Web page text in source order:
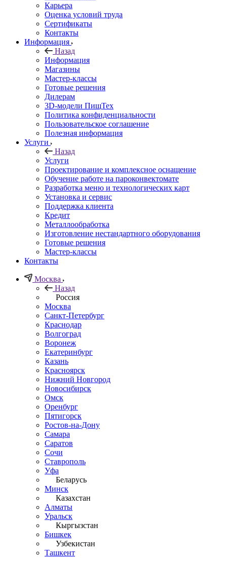
Карьера
Оценка условий труда
Сертификаты
Контакты
Информация
Назад
Информация
Магазины
Мастер-классы
Готовые решения
Дилерам
3D-модели ПищТех
Политика конфиденциальности
Пользовательское соглашение
Полезная информация
Услуги
Назад
Услуги
Проектирование и комплексное оснащение
Обучение работе на пароконвектомате
Разработка меню и технологических карт
Установка и сервис
Поддержка клиента
Кредит
Металлообработка
Изготовление нестандартного оборудования
Готовые решения
Мастер-классы
Контакты
Москва
Назад
Россия
Москва
Санкт-Петербург
Краснодар
Волгоград
Воронеж
Екатеринбург
Казань
Красноярск
Нижний Новгород
Новосибирск
Омск
Оренбург
Пятигорск
Ростов-на-Дону
Самара
Саратов
Сочи
Ставрополь
Уфа
Беларусь
Минск
Казахстан
Алматы
Уральск
Кыргызстан
Бишкек
Узбекистан
Ташкент